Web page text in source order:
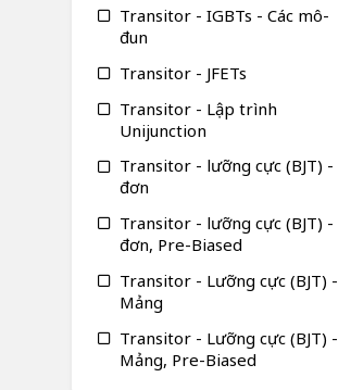
Transitor - IGBTs - Các mô-
đun
Transitor - JFETs
Transitor - Lập trình
Unijunction
Transitor - lưỡng cực (BJT) -
đơn
Transitor - lưỡng cực (BJT) -
đơn, Pre-Biased
Transitor - Lưỡng cực (BJT) -
Mảng
Transitor - Lưỡng cực (BJT) -
Mảng, Pre-Biased